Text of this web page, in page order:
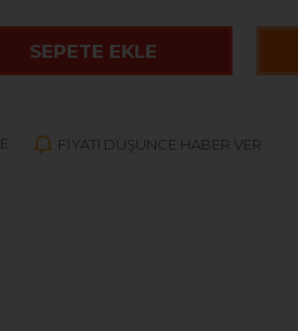
SEPETE EKLE
FIYATI DÜŞÜNCE HABER VER